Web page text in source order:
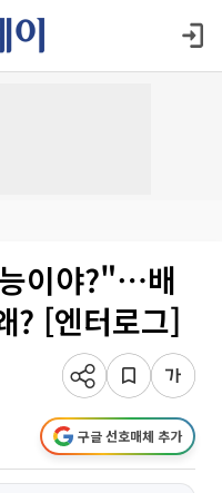
이야?"⋯배
? [엔터로그]
구글 선호매체 추가